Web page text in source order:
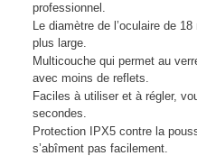
professionnel.
Le diamètre de l’oculaire de
plus large.
Multicouche qui permet au
avec moins de reflets.
Faciles à utiliser et à régler,
secondes.
Protection IPX5 contre la
s’abîment pas facilement.